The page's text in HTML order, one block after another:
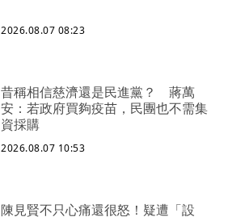
2026.08.07 08:23
昔稱相信慈濟還是民進黨？ 蔣萬
安：若政府買夠疫苗，民團也不需集
資採購
2026.08.07 10:53
陳見賢不只心痛還很怒！疑遭「設